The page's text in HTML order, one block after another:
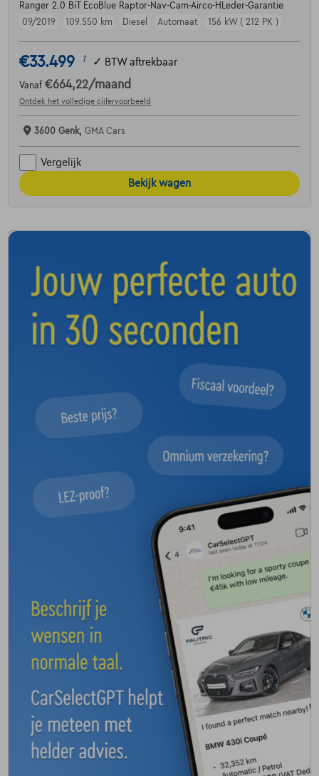
Ranger 2.0 BiT EcoBlue Raptor-Nav-Cam-Airco-HLeder-Garantie
09/2019
109.550 km Diesel Automaat 156 kW ( 212 PK )
€33.499 1 ✓ BTW aftrekbaar
Vanaf €664,22/maand
Ontdek het volledige cijfervoorbeeld
3600 Genk, GMA Cars
Vergelijk
Bekijk wagen